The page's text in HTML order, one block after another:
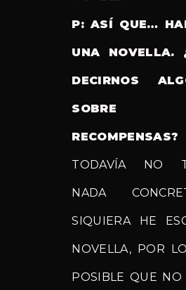
P: ASÍ QUE…
UNA NOVELLA.
DECIRNOS
SOBRE
RECOMPENSAS?
TODAVÍA NO
NADA
SIQUIERA HE
NOVELLA, POR
POSIBLE QUE NO